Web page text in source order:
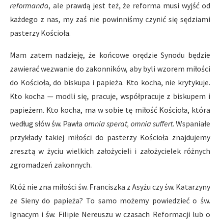
reformanda, ale prawdą jest też, że reforma musi wyjść od
każdego z nas, my zaś nie powinniśmy czynić się sędziami
pasterzy Kościoła.
Mam zatem nadzieję, że końcowe orędzie Synodu będzie
zawierać wezwanie do zakonników, aby byli wzorem miłości
do Kościoła, do biskupa i papieża. Kto kocha, nie krytykuje.
Kto kocha — modli się, pracuje, współpracuje z biskupem i
papieżem. Kto kocha, ma w sobie tę miłość Kościoła, która
według słów św. Pawła omnia sperat, omnia suffert. Wspaniałe
przykłady takiej miłości do pasterzy Kościoła znajdujemy
zresztą w życiu wielkich założycieli i założycielek różnych
zgromadzeń zakonnych.
Któż nie zna miłości św. Franciszka z Asyżu czy św. Katarzyny
ze Sieny do papieża? To samo możemy powiedzieć o św.
Ignacym i św. Filipie Nereuszu w czasach Reformacji lub o